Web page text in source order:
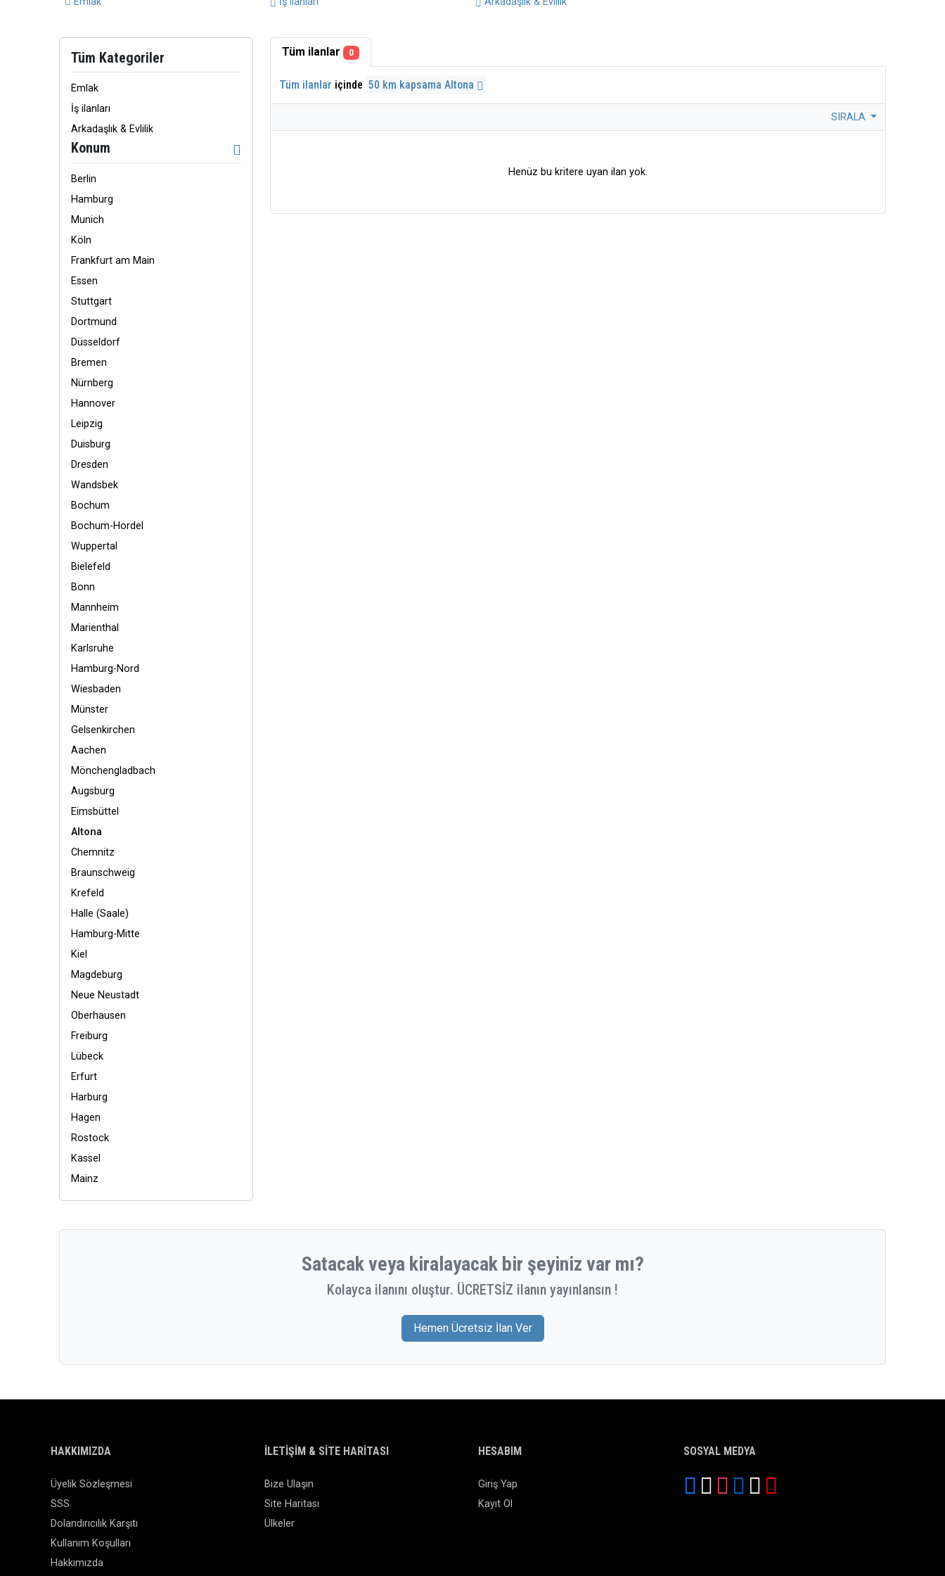
Tüm Kategoriler
Emlak
İş ilanları
Arkadaşlık & Evlilik
Konum
Berlin
Hamburg
Munich
Köln
Frankfurt am Main
Essen
Stuttgart
Dortmund
Düsseldorf
Bremen
Nürnberg
Hannover
Leipzig
Duisburg
Dresden
Wandsbek
Bochum
Bochum-Hordel
Wuppertal
Bielefeld
Bonn
Mannheim
Marienthal
Karlsruhe
Hamburg-Nord
Wiesbaden
Münster
Gelsenkirchen
Aachen
Mönchengladbach
Augsburg
Eimsbüttel
Altona
Chemnitz
Braunschweig
Krefeld
Halle (Saale)
Hamburg-Mitte
Kiel
Magdeburg
Neue Neustadt
Oberhausen
Freiburg
Lübeck
Erfurt
Harburg
Hagen
Rostock
Kassel
Mainz
Tüm ilanlar 0
Tüm ilanlar içinde 50 km kapsama Altona
SIRALA
Henüz bu kritere uyan ilan yok.
Satacak veya kiralayacak bir şeyiniz var mı?
Kolayca ilanını oluştur. ÜCRETSİZ ilanın yayınlansın !
Hemen Ücretsiz İlan Ver
HAKKIMIZDA
Üyelik Sözleşmesi
SSS
Dolandırıcılık Karşıtı
Kullanım Koşulları
Hakkımızda
İLETIŞIM & SITE HARITASI
Bize Ulaşın
Site Haritası
Ülkeler
HESABIM
Giriş Yap
Kayıt Ol
SOSYAL MEDYA